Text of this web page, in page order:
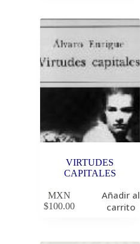
VIRTUDES
CAPITALES
MXN
$100.00
Añadir al
carrito